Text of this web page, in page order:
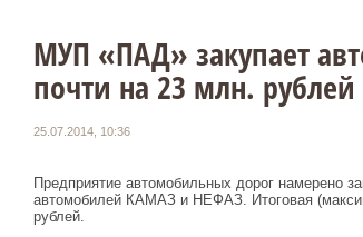
МУП «ПАД» закупает
почти на 23 млн. рублей
25.07.2014, 10:36
Предприятие автомобильных дорог намерено
автомобилей КАМАЗ и НЕФАЗ. Итоговая
рублей.